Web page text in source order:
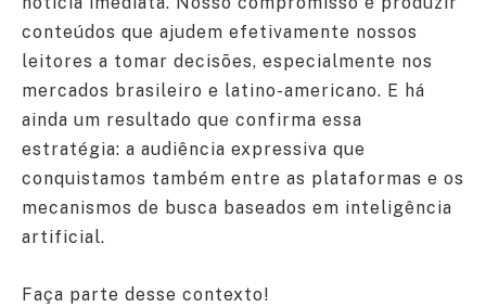
conteúdos que ajudem efetivamente nossos
leitores a tomar decisões, especialmente nos
mercados brasileiro e latino-americano. E há
ainda um resultado que confirma essa
estratégia: a audiência expressiva que
conquistamos também entre as plataformas e os
mecanismos de busca baseados em inteligência
artificial.
Faça parte desse contexto!